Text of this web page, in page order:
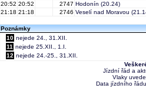
20:52 20:52 2747 Hodonín (20.24)
21:18 21:18 2746 Veselí nad Moravou
Poznámky
10 nejede 24., 31.XII.
11 nejede 25.XII., 1.I.
12 nejede 24.-25., 31.XII.
Jízdní řád a
Vlaky
Data jízdního